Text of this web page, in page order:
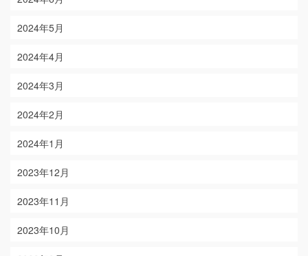
2024年5月
2024年4月
2024年3月
2024年2月
2024年1月
2023年12月
2023年11月
2023年10月